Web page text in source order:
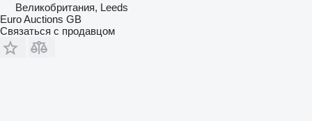
Великобритания, Leeds
Euro Auctions GB
Связаться с продавцом